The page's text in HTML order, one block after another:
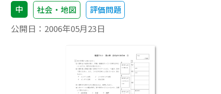
中 社会・地図 評価問題
公開日： 2006年05月23日